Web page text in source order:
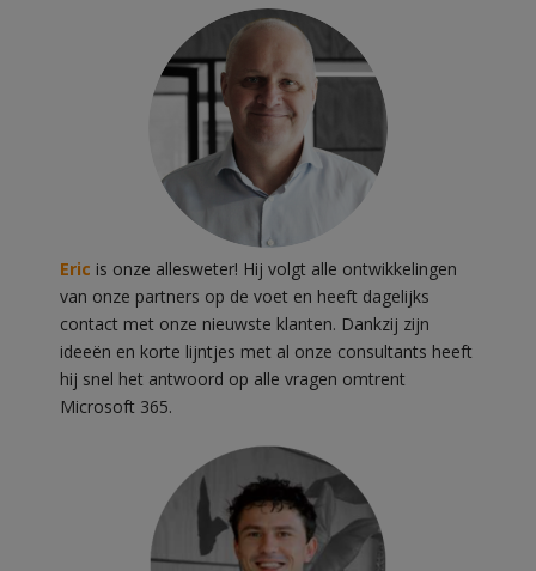
Eric is onze allesweter! Hij volgt alle ontwikkelingen
van onze partners op de voet en heeft dagelijks
contact met onze nieuwste klanten. Dankzij zijn
ideeën en korte lijntjes met al onze consultants heeft
hij snel het antwoord op alle vragen omtrent
Microsoft 365.